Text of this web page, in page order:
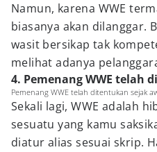
Namun, karena WWE
biasanya akan dilanggar.
wasit bersikap tak
melihat adanya
4. Pemenang WWE telah
Pemenang WWE telah ditentukan sejak
Sekali lagi, WWE adalah
sesuatu yang kamu
diatur alias sesuai skrip.